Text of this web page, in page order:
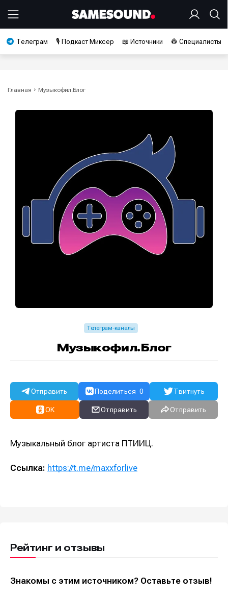
Телеграм 🎙️ Подкаст Миксер 📖 Источники 👷 Специалисты
Главная Музыкофил.Блог
Телеграм-каналы
Музыкофил.Блог
Отправить Поделиться 0 Твитнуть
OK Отправить Отправить
Музыкальный блог артиста ПТИИЦ.
Ссылка: https://t.me/maxxforlive
Рейтинг и отзывы
Знакомы с этим источником? Оставьте отзыв!